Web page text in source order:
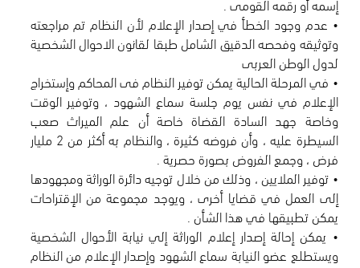
• عدم وجود الخطأ في إصدار الإعلام لأن النظام تم مراجعته
وتوثيقه وفحصه الدقيق الشامل طبقا لقانون الاحوال الشخصية
• في المرحلة الحالية يمكن توفير النظام فى المحاكم وإستخراج
الإعلام في نفس يوم جلسة سماع الشهود ، وتوفير الوقت
وخاصة جهد السادة القضاة خاصة أن علم الميراث صعب
السيطرة عليه ، وأن فروضه كثيرة ، والنظام به أكثر من 2 مليار
• توفير الملايين ، وذلك من خلال توجيه دائرة الوراثة ومجهودها
إلى العمل في قضايا أخرى ، ويوجد مجموعة من الإقتراحات
• يمكن إحالة إصدار إعلام الوراثة إلي نيابة الأحوال الشخصية
ويستطلع عضو النيابة سماع الشهود وإصدار الإعلام من النظام